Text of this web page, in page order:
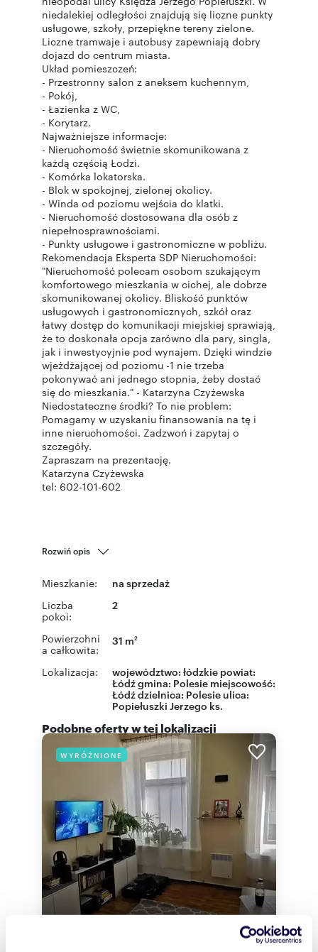
niedalekiej odległości znajdują się liczne punkty
usługowe, szkoły, przepiękne tereny zielone.
Liczne tramwaje i autobusy zapewniają dobry
dojazd do centrum miasta.
Układ pomieszczeń:
- Przestronny salon z aneksem kuchennym,
- Pokój,
- Łazienka z WC,
- Korytarz.
Najważniejsze informacje:
- Nieruchomość świetnie skomunikowana z
każdą częścią Łodzi.
- Komórka lokatorska.
- Blok w spokojnej, zielonej okolicy.
- Winda od poziomu wejścia do klatki.
- Nieruchomość dostosowana dla osób z
niepełnosprawnościami.
- Punkty usługowe i gastronomiczne w pobliżu.
Rekomendacja Eksperta SDP Nieruchomości:
"Nieruchomość polecam osobom szukającym
komfortowego mieszkania w cichej, ale dobrze
skomunikowanej okolicy. Bliskość punktów
usługowych i gastronomicznych, szkół oraz
łatwy dostęp do komunikacji miejskiej sprawiają,
że to doskonała opcja zarówno dla pary, singla,
jak i inwestycyjnie pod wynajem. Dzięki windzie
wjeżdżającej od poziomu -1 nie trzeba
pokonywać ani jednego stopnia, żeby dostać
się do mieszkania." - Katarzyna Czyżewska
Niedostateczne środki? To nie problem:
Pomagamy w uzyskaniu finansowania na tę i
inne nieruchomości. Zadzwoń i zapytaj o
szczegóły.
Zapraszam na prezentację.
Katarzyna Czyżewska
tel: 602-101-602
Rozwiń opis
Mieszkanie: na sprzedaż
Liczba
pokoi:
2
Powierzchni
a całkowita:
31 m2
Lokalizacja: województwo: łódzkie powiat:
Łódźgmina: Polesie miejscowość:
Łódździelnica: Polesie ulica:
Popiełuszki Jerzego ks.
Podobne oferty w tej lokalizacji
WYRÓŻNIONE